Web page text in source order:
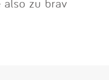
also zu brav